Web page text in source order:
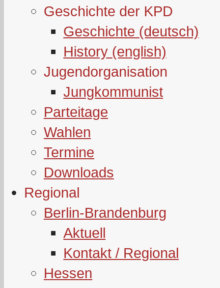
Geschichte der KPD
Geschichte (deutsch)
History (english)
Jugendorganisation
Jungkommunist
Parteitage
Wahlen
Termine
Downloads
Regional
Berlin-Brandenburg
Aktuell
Kontakt / Regional
Hessen